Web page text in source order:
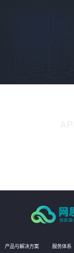
产品与解决方案 服务体系